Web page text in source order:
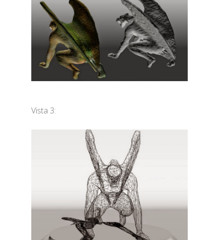
Vista 3: